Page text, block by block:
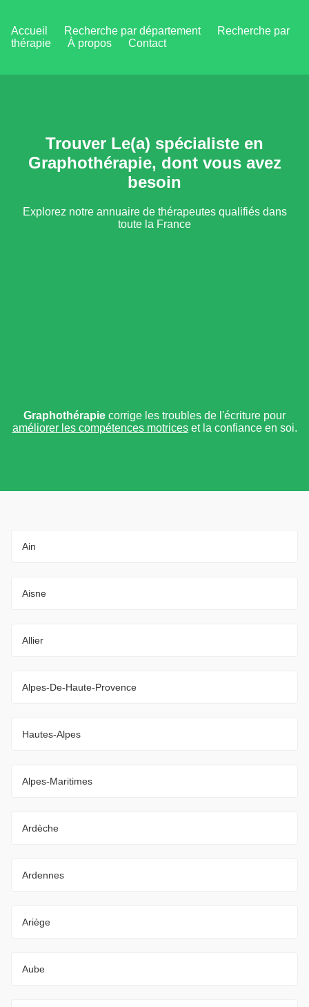
Accueil Recherche par département
Recherche par
thérapie
À propos Contact
Trouver Le(a) spécialiste en
Graphothérapie, dont vous avez
besoin
Explorez notre annuaire de thérapeutes qualifiés dans
toute la France
Graphothérapie corrige les troubles de l'écriture pour
améliorer les compétences motriceset la confiance en soi.
Ain
Aisne
Allier
Alpes-De-Haute-Provence
Hautes-Alpes
Alpes-Maritimes
Ardèche
Ardennes
Ariège
Aube